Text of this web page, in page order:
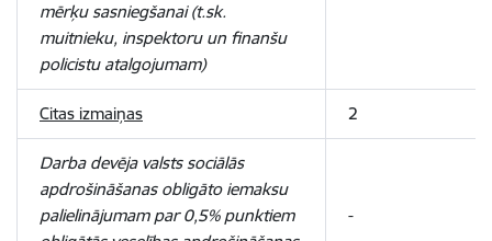
mērķu sasniegšanai (t.sk.
muitnieku, inspektoru un finanšu
policistu atalgojumam)
Citas izmaiņas 2
Darba devēja valsts sociālās
apdrošināšanas obligāto iemaksu
palielinājumam par 0,5% punktiem
-